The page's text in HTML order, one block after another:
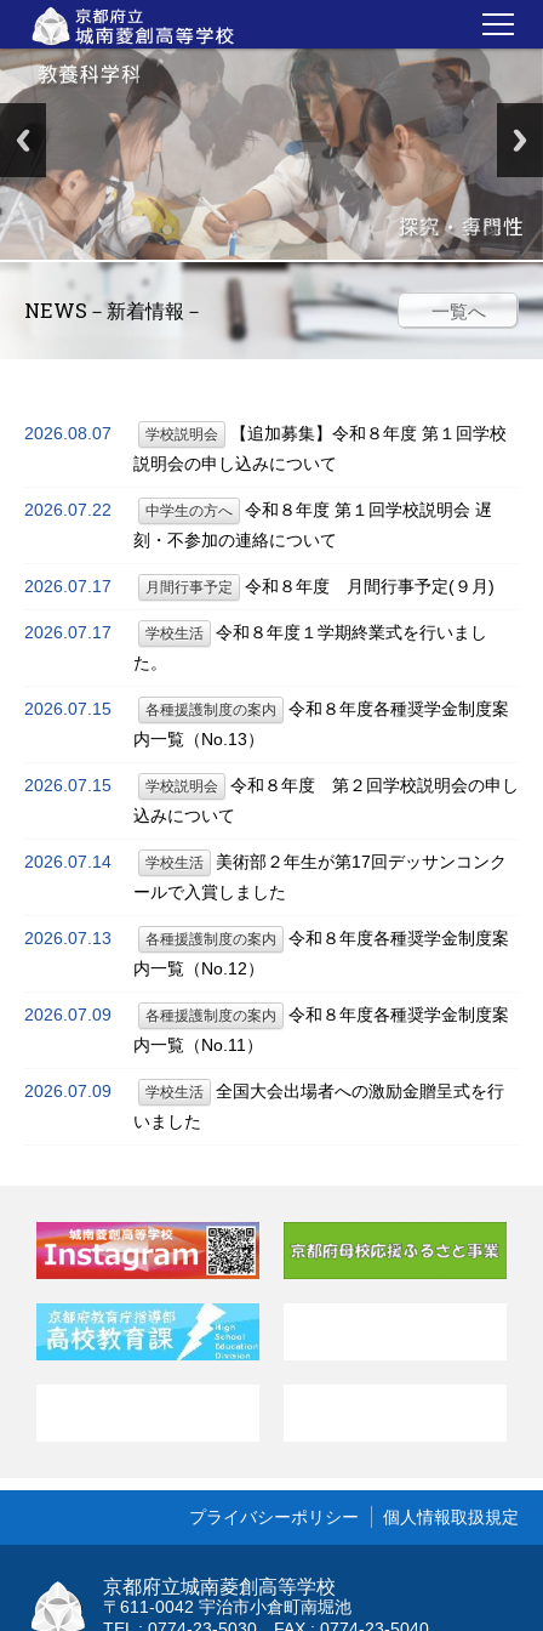
NEWS －新着情報－ 一覧へ
2026.08.07 学校説明会
【追加募集】令和８年度 第１回学校
説明会の申し込みについて
2026.07.22 中学生の方へ
令和８年度 第１回学校説明会 遅
刻・不参加の連絡について
2026.07.17 月間行事予定 令和８年度 月間行事予定(９月)
2026.07.17 学校生活
令和８年度１学期終業式を行いまし
た。
2026.07.15 各種援護制度の案内
令和８年度各種奨学金制度案
内一覧（No.13）
2026.07.15 学校説明会
令和８年度 第２回学校説明会の申し
込みについて
2026.07.14 学校生活
美術部２年生が第17回デッサンコンク
ールで入賞しました
2026.07.13 各種援護制度の案内
令和８年度各種奨学金制度案
内一覧（No.12）
2026.07.09 各種援護制度の案内
令和８年度各種奨学金制度案
内一覧（No.11）
2026.07.09 学校生活
全国大会出場者への激励金贈呈式を行
いました
トピックス
新着情報
学校紹介
教育内容
学校生活
中学生の方へ
ＰＴＡ・教育後援会
RYOSO BLOG
個人情報取扱規程
教職員専用
入学予定者のみなさんへ
PTA役員専用
個人情報取扱規定
プライバシーポリシー
京都府立城南菱創高等学校
〒611-0042 宇治市小倉町南堀池